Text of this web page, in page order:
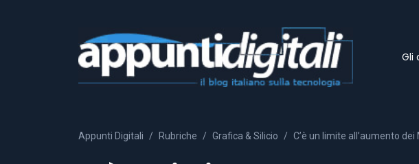
Gli
Appunti Digitali Rubriche Grafica & Silicio C’è un limite all’aumento